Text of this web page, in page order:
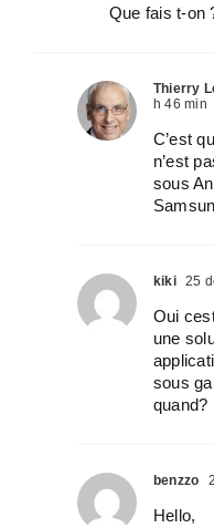
Que fais t-on
Thierry
h 46 min
C’est
n’est
sous
kiki 25
Oui
une
sous
quand?
benzzo
Hello,